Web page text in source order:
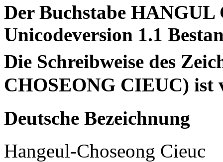
Der Buchstabe
Unicodeversion 1.1
Die Schreibweise des
CHOSEONG CIEUC) ist
Deutsche Bezeichnung
Hangeul-Choseong Cieuc